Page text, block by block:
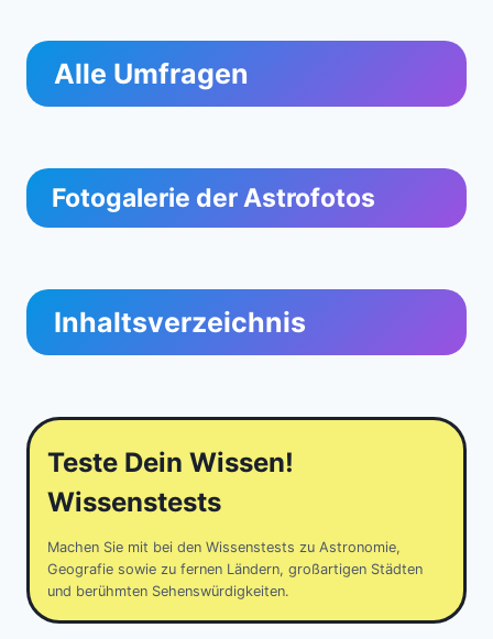
Alle Umfragen
Fotogalerie der Astrofotos
Inhaltsverzeichnis
Teste Dein Wissen!
Wissenstests
Machen Sie mit bei den Wissenstests zu Astronomie,
Geografie sowie zu fernen Ländern, großartigen Städten
und berühmten Sehenswürdigkeiten.